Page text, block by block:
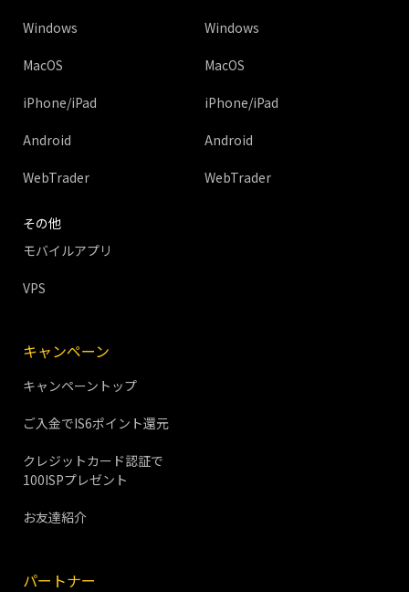
Windows
MacOS
iPhone/iPad
Android
WebTrader
Windows
MacOS
iPhone/iPad
Android
WebTrader
その他
モバイルアプリ
VPS
キャンペーン
キャンペーントップ
ご入金でIS6ポイント還元
クレジットカード認証で
100ISPプレゼント
お友達紹介
パートナー